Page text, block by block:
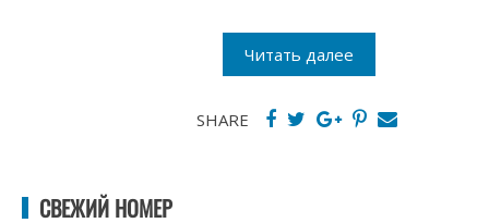
Читать далее
SHARE
СВЕЖИЙ НОМЕР